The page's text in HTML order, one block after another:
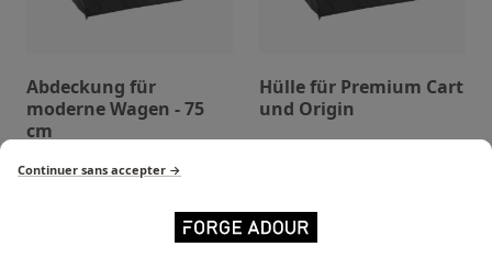
Abdeckung für
moderne Wagen - 75
cm
Hülle für Premium Cart
und Origin
Continuer sans accepter →